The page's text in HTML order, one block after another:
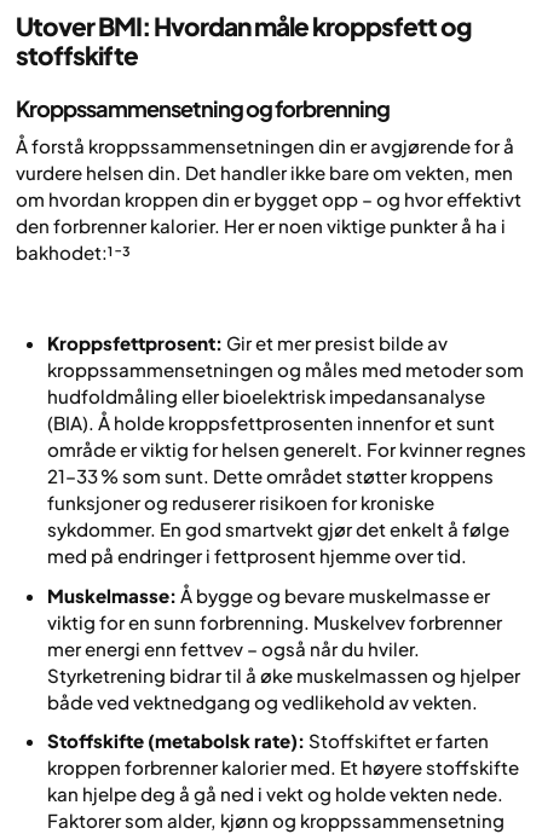
Utover BMI: Hvordan måle kroppsfett og
stoffskifte
Kroppssammensetning og forbrenning
Å forstå kroppssammensetningen din er avgjørende for å
vurdere helsen din. Det handler ikke bare om vekten, men
om hvordan kroppen din er bygget opp – og hvor effektivt
den forbrenner kalorier. Her er noen viktige punkter å ha i
bakhodet:¹⁻³
Kroppsfettprosent: Gir et mer presist bilde av
kroppssammensetningen og måles med metoder som
hudfoldmåling eller bioelektrisk impedansanalyse
(BIA). Å holde kroppsfettprosenten innenfor et sunt
område er viktig for helsen generelt. For kvinner regnes
21–33 % som sunt. Dette området støtter kroppens
funksjoner og reduserer risikoen for kroniske
sykdommer. En god smartvekt gjør det enkelt å følge
med på endringer i fettprosent hjemme over tid.
Muskelmasse: Å bygge og bevare muskelmasse er
viktig for en sunn forbrenning. Muskelvev forbrenner
mer energi enn fettvev – også når du hviler.
Styrketrening bidrar til å øke muskelmassen og hjelper
både ved vektnedgang og vedlikehold av vekten.
Stoffskifte (metabolsk rate): Stoffskiftet er farten
kroppen forbrenner kalorier med. Et høyere stoffskifte
kan hjelpe deg å gå ned i vekt og holde vekten nede.
Faktorer som alder, kjønn og kroppssammensetning